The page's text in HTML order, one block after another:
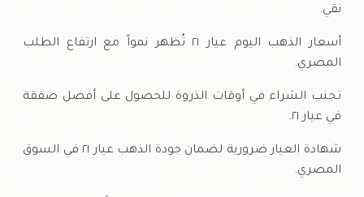
نقي.
أسعار الذهب اليوم عيار ٢١ تُظهر نمواً مع ارتفاع الطلب
المصري.
تجنب الشراء في أوقات الذروة للحصول على أفضل صفقة
في عيار ٢١.
شهادة العيار ضرورية لضمان جودة الذهب عيار ٢١ في السوق
المصري.